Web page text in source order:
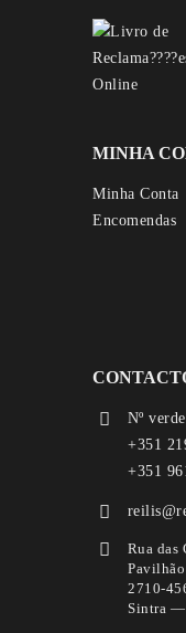
MINHA
Minha Conta
Encomendas
Nº
+351
+351
Rua das
2710-
Sintra —